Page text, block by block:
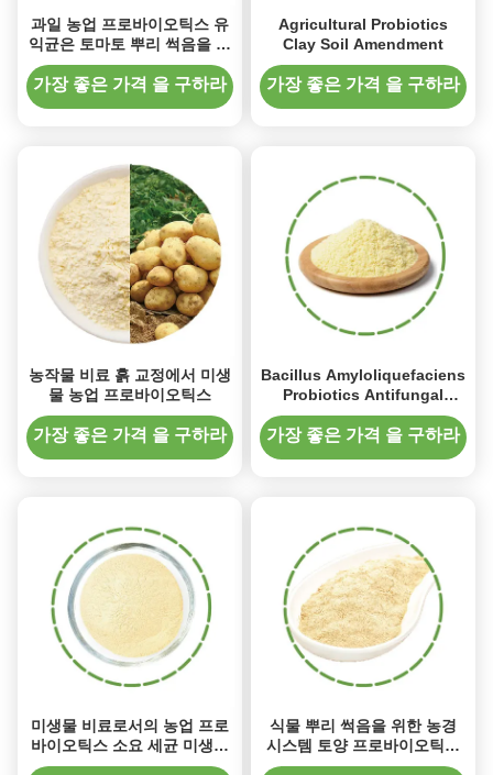
과일 농업 프로바이오틱스 유
익균은 토마토 뿌리 썩음을 방
지합니다
가장 좋은 가격 을 구하라
Agricultural Probiotics
Clay Soil Amendment
가장 좋은 가격 을 구하라
농작물 비료 흙 교정에서 미생
물 농업 프로바이오틱스
가장 좋은 가격 을 구하라
Bacillus Amyloliquefaciens
Probiotics Antifungal
Rhizospheric Bacteria
Plant Immunity
가장 좋은 가격 을 구하라
미생물 비료로서의 농업 프로
바이오틱스 소요 세균 미생물
접종원
식물 뿌리 썩음을 위한 농경
시스템 토양 프로바이오틱스
는 세균을 회피합니다